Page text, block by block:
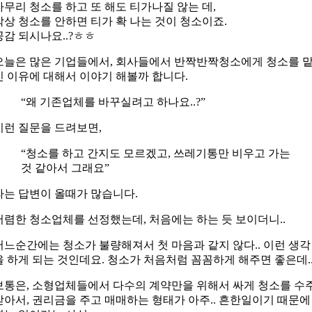
무리 청소를 하고 또 해도 티가나질 않는 데,
상 청소를 안하면 티가 확 나는 것이 청소이죠.
감 되시나요..?ㅎㅎ
늘은 많은 기업들에서, 회사들에서 반짝반짝청소에게 청소를
이유에 대해서 이야기 해볼까 합니다.
“왜 기존업체를 바꾸실려고 하나요..?”
런 질문을 드려보면,
“청소를 하고 간지도 모르겠고, 쓰레기통만 비우고 가는
것 같아서 그래요”
는 답변이 올때가 많습니다.
렴한 청소업체를 선정했는데, 처음에는 하는 듯 보이더니..
느순간에는 청소가 불량해져서 첫 마음과 같지 않다.. 이런 생각
하게 되는 것인데요. 청소가 처음처럼 꼼꼼하게 해주면 좋은데
통은, 소형업체들에서 다수의 계약만을 위해서 싸게 청소를 수
아서, 권리금을 주고 매매하는 형태가 아주.. 흔한일이기 때문에